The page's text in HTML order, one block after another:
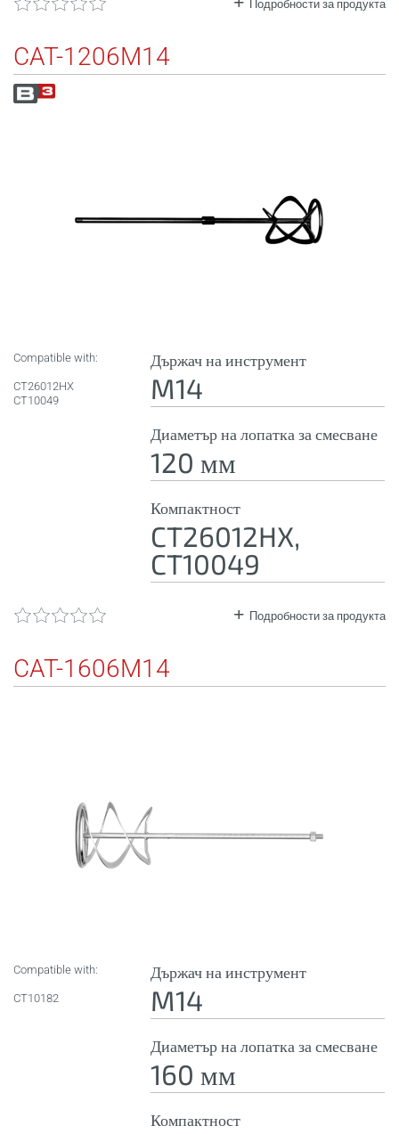
Подробности за продукта
CAT-1206M14
Compatible with:
CT26012HX
CT10049
Държач на инструмент
M14
Диаметър на лопатка за смесване
120 мм
Компактност
CT26012HX,
CT10049
Подробности за продукта
CAT-1606M14
Compatible with:
CT10182
Държач на инструмент
M14
Диаметър на лопатка за смесване
160 мм
Компактност